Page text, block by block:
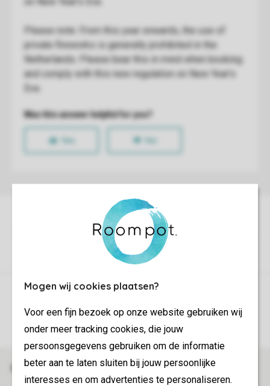
Mogen wij cookies plaatsen?
Voor een fijn bezoek op onze website gebruiken wij
onder meer tracking cookies, die jouw
persoonsgegevens gebruiken om de informatie
beter aan te laten sluiten bij jouw persoonlijke
interesses en om advertenties te personaliseren.
Control over your own privacy
More info and preferences
Book online securely and quickly